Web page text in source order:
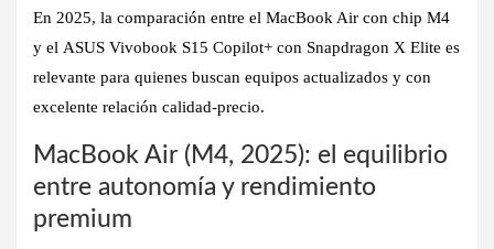
En 2025, la comparación entre el MacBook Air con chip M4
y el ASUS Vivobook S15 Copilot+ con Snapdragon X Elite es
relevante para quienes buscan equipos actualizados y con
excelente relación calidad-precio.
MacBook Air (M4, 2025): el equilibrio
entre autonomía y rendimiento
premium